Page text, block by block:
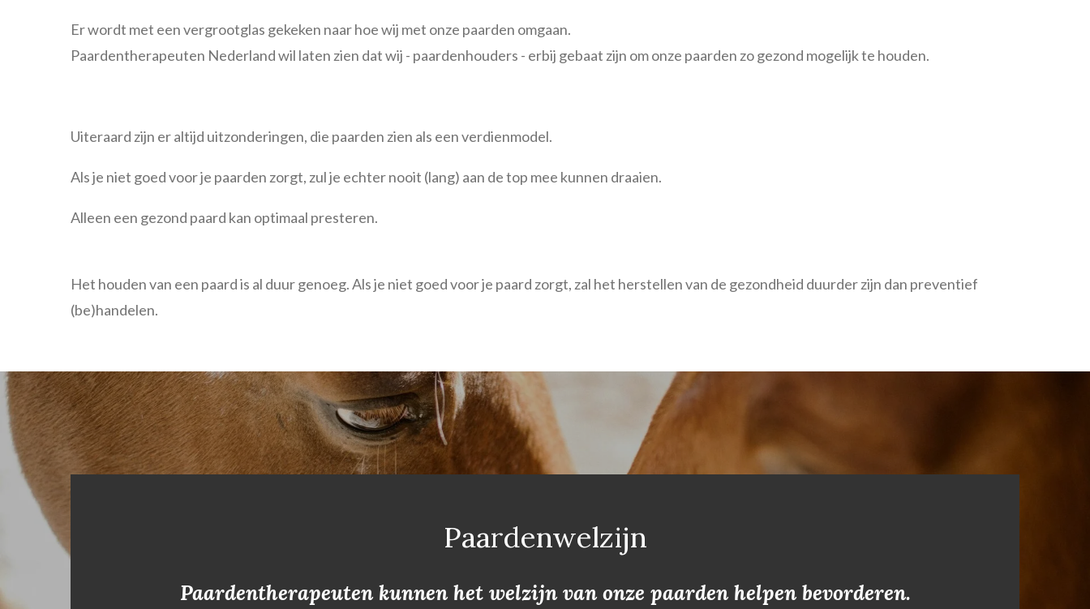
Er wordt met een vergrootglas gekeken naar hoe wij met onze paarden omgaan.
Paardentherapeuten Nederland wil laten zien dat wij - paardenhouders - erbij gebaat zijn om onze paarden zo gezond mogelijk te houden.
Uiteraard zijn er altijd uitzonderingen, die paarden zien als een verdienmodel.
Als je niet goed voor je paarden zorgt, zul je echter nooit (lang) aan de top mee kunnen draaien.
Alleen een gezond paard kan optimaal presteren.
Het houden van een paard is al duur genoeg. Als je niet goed voor je paard zorgt, zal het herstellen van de gezondheid duurder zijn dan preventief
(be)handelen.
Paardenwelzijn
Paardentherapeuten kunnen het welzijn van onze paarden helpen bevorderen.